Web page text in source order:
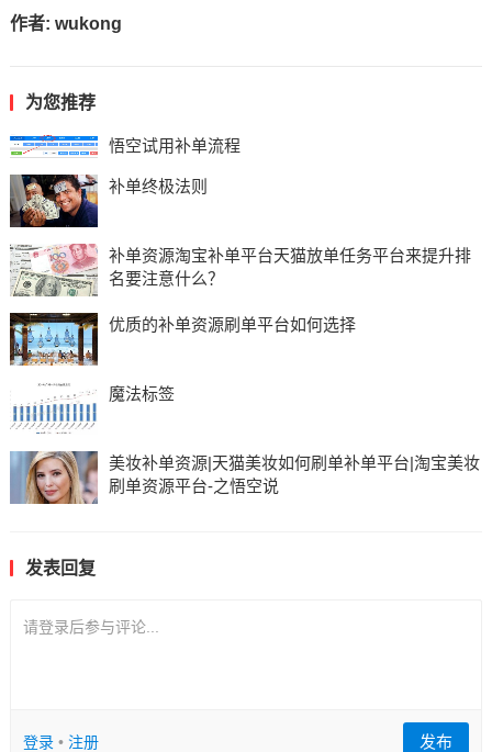
作者: wukong
为您推荐
悟空试用补单流程
补单终极法则
补单资源淘宝补单平台天猫放单任务平台来提升排
名要注意什么？
优质的补单资源刷单平台如何选择
魔法标签
美妆补单资源|天猫美妆如何刷单补单平台|淘宝美妆
刷单资源平台-之悟空说
发表回复
请登录后参与评论...
登录• 注册 发布